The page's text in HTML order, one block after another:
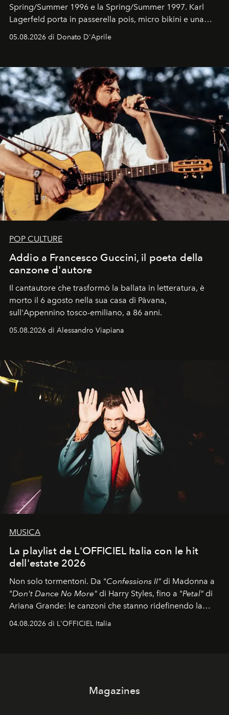
Spring/Summer 1996 e la Spring/Summer 1997. Karl
Lagerfeld porta in passerella pois, micro bikini e una
logomania pensata per la spiaggia
Kate, Claudia e Carla una dietro l'altra. Trent'anni dopo,
uno dei documenti più contemporanei che abbiamo.
05.08.2026 di Donato D'Aprile
POP CULTURE
Addio a Francesco Guccini, il poeta della
canzone d'autore
Il cantautore che trasformò la ballata in letteratura, è
morto il 6 agosto nella sua casa di Pàvana,
sull'Appennino tosco-emiliano, a 86 anni.
05.08.2026 di Alessandro Viapiana
MUSICA
La playlist de L'OFFICIEL Italia con le hit
dell'estate 2026
Non solo tormentoni. Da "Confessions II" di Madonna a
"Don't Dance No More" di Harry Styles, fino a "Petal" di
Ariana Grande: le canzoni che stanno ridefinendo la
colonna sonora della stagione.
04.08.2026 di L'OFFICIEL Italia
Magazines